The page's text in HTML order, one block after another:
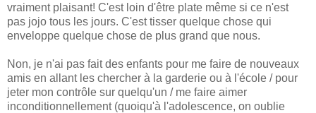
vraiment plaisant! C'est loin d'être plate même si ce n'est
pas jojo tous les jours. C'est tisser quelque chose qui
enveloppe quelque chose de plus grand que nous.
Non, je n'ai pas fait des enfants pour me faire de nouveaux
amis en allant les chercher à la garderie ou à l'école / pour
jeter mon contrôle sur quelqu'un / me faire aimer
inconditionnellement (quoiqu'à l'adolescence, on oublie